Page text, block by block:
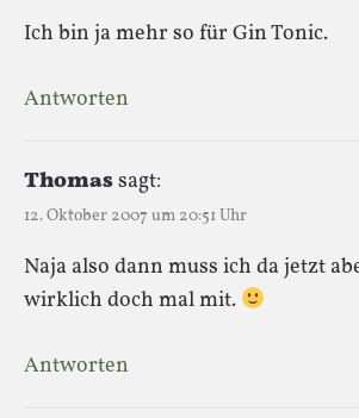
Ich bin ja mehr so für Gin Tonic.
Antworten
Thomassagt:
12. Oktober 2007 um 20:51 Uhr
Naja also dann muss ich da jetzt
wirklich doch mal mit.
Antworten